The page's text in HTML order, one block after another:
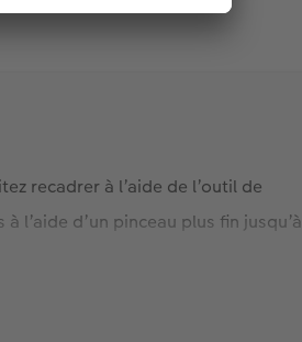
recadrer à l’aide de l’outil de
l’aide d’un pinceau plus fin jusqu’à